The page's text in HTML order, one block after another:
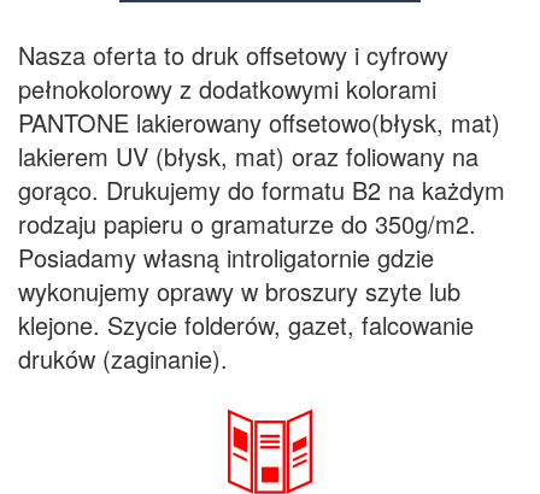
Nasza oferta to druk offsetowy i cyfrowy
pełnokolorowy z dodatkowymi kolorami
PANTONE lakierowany offsetowo(błysk, mat)
lakierem UV (błysk, mat) oraz foliowany na
gorąco. Drukujemy do formatu B2 na każdym
rodzaju papieru o gramaturze do 350g/m2.
Posiadamy własną introligatornie gdzie
wykonujemy oprawy w broszury szyte lub
klejone. Szycie folderów, gazet, falcowanie
druków (zaginanie).